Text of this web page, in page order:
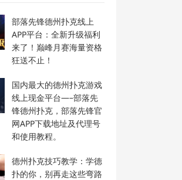
部落先锋德州扑克线上
APP平台：全新升级福利
来了！巅峰月赛海量资格
狂送不止！
国内最大的德州扑克游戏
线上现金平台—–部落先
锋德州扑克，部落先锋官
网APP下载地址及代理号
和使用教程。
德州扑克技巧教学：学德
扑的你，别再走这些弯路